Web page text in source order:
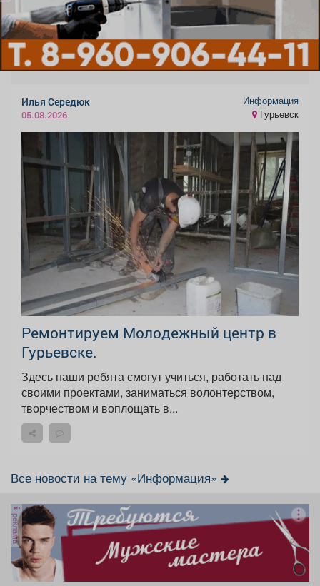
Илья Середюк
05.08.2026
Информация
Гурьевск
Ремонтируем Молодежный центр в
Гурьевске.
Здесь наши ребята смогут учиться, работать над
своими проектами, заниматься волонтерством,
творчеством и воплощать в...
Все новости на тему «Информация»
реклама